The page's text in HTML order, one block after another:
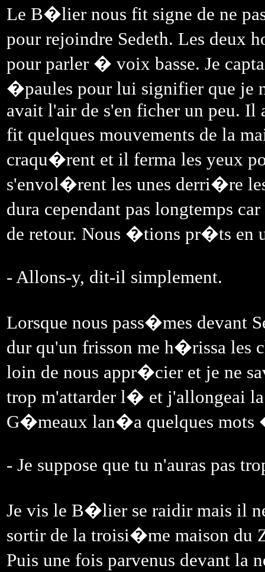
Le B�lier nous fit signe de ne
pour rejoindre Sedeth. Les deux
pour parler � voix basse. Je
�paules pour lui signifier que je
avait l'air de s'en ficher un peu. Il
fit quelques mouvements de la
craqu�rent et il ferma les yeux
s'envol�rent les unes derri�re
dura cependant pas longtemps
de retour. Nous �tions pr�ts en
- Allons-y, dit-il simplement.
Lorsque nous pass�mes devant
dur qu'un frisson me h�rissa les
loin de nous appr�cier et je ne
trop m'attarder l� et j'allongeai
G�meaux lan�a quelques mots
- Je suppose que tu n'auras pas
Je vis le B�lier se raidir mais il
sortir de la troisi�me maison du
Puis une fois parvenus devant la